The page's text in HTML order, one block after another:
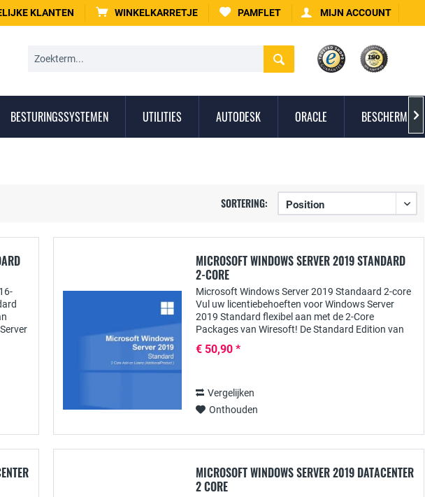
KLANTEN WINKELKARRETJE PAMFLET MIJN ACCOUNT
BESTURINGSSYSTEMEN UTILITIES AUTODESK ORACLE 
SORTERING:
MICROSOFT WINDOWS SERVER 2019 STANDARD
2-CORE
Microsoft Windows Server 2019 Standaard 2-core
Vul uw licentiebehoeften voor Windows Server
2019 Standard flexibel aan met de 2-Core
Packages van Wiresoft! De Standard Edition van
gebruik...
€ 50,90 *
Vergelijken
Onthouden
MICROSOFT WINDOWS SERVER 2019 DATACENTER
2 CORE